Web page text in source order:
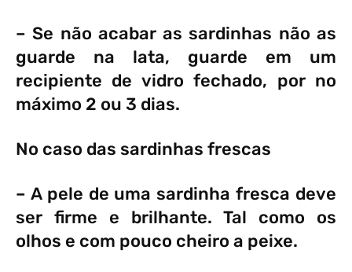
– Se não acabar as sardinhas não as
guarde na lata, guarde em um
recipiente de vidro fechado, por no
máximo 2 ou 3 dias.
No caso das sardinhas frescas
– A pele de uma sardinha fresca deve
ser firme e brilhante. Tal como os
olhos e com pouco cheiro a peixe.